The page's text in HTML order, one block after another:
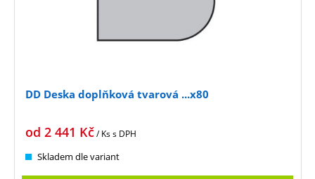
DD Deska doplňková tvarová ...x80
od 2 441 Kč/ Kss DPH
Skladem dle variant